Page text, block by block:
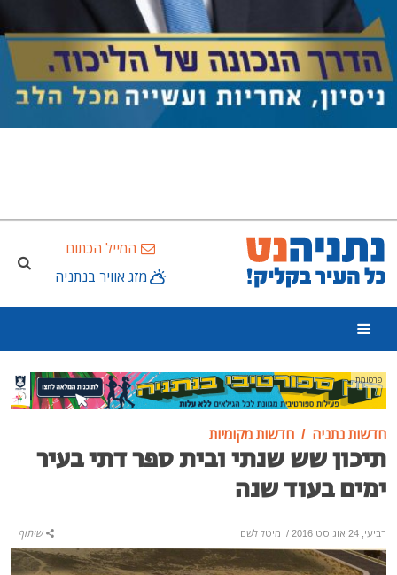
המייל הכתום
מזג אוויר בנתניה
פרסומת
חדשות נתניה חדשות מקומיות
תיכון שש שנתי ובית ספר דתי בעיר
ימים בעוד שנה
רביעי, 24 אוגוסט 2016 / מיטל לשם שיתוף